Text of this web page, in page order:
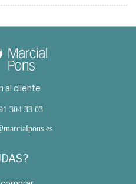
al cliente
304 33 03